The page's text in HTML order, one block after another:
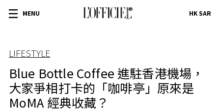
MENU HK SAR
LIFESTYLE
Blue Bottle Coffee 進駐香港機場，
大家爭相打卡的「咖啡亭」原來是
MoMA 經典收藏？